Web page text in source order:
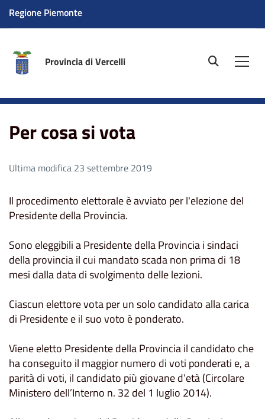
Regione Piemonte
Provincia di Vercelli site.searc
Per cosa si vota
Ultima modifica 23 settembre 2019
Il procedimento elettorale è avviato per l'elezione del
Presidente della Provincia.
Sono eleggibili a Presidente della Provincia i sindaci
della provincia il cui mandato scada non prima di 18
mesi dalla data di svolgimento delle lezioni.
Ciascun elettore vota per un solo candidato alla carica
di Presidente e il suo voto è ponderato.
Viene eletto Presidente della Provincia il candidato che
ha conseguito il maggior numero di voti ponderati e, a
parità di voti, il candidato più giovane d’età (Circolare
Ministero dell’Interno n. 32 del 1 luglio 2014).